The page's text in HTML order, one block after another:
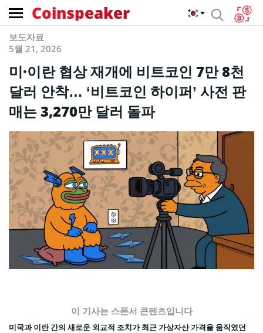
Coinspeaker
보도자료
5월 21, 2026
미·이란 협상 재개에 비트코인 7만 8천
달러 안착… ‘비트코인 하이퍼’ 사전 판
매는 3,270만 달러 돌파
이 기사는 스폰서 콘텐츠입니다
미국과 이란 간의 새로운 외교적 조치가 최근 가상자산 가격을 움직였던